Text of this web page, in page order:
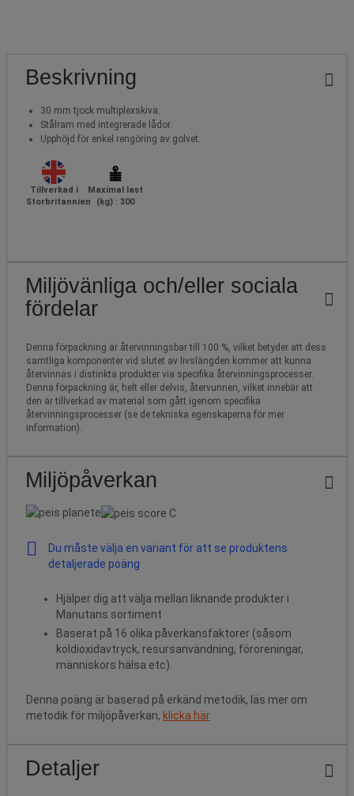
Beskrivning
30 mm tjock multiplexskiva.
Stålram med integrerade lådor.
Upphöjd för enkel rengöring av golvet.
Tillverkad i
Storbritannien
Maximal last
(kg) : 300
Miljövänliga och/eller sociala
fördelar
Denna förpackning är återvinningsbar till 100 %, vilket betyder att dess
samtliga komponenter vid slutet av livslängden kommer att kunna
återvinnas i distinkta produkter via specifika återvinningsprocesser.
Denna förpackning är, helt eller delvis, återvunnen, vilket innebär att
den är tillverkad av material som gått igenom specifika
återvinningsprocesser (se de tekniska egenskaperna för mer
information).
Miljöpåverkan
Du måste välja en variant för att se produktens
detaljerade poäng
Hjälper dig att välja mellan liknande produkter i
Manutans sortiment
Baserat på 16 olika påverkansfaktorer (såsom
koldioxidavtryck, resursanvändning, föroreningar,
människors hälsa etc).
Denna poäng är baserad på erkänd metodik, läs mer om
metodik för miljöpåverkan, klicka här
Detaljer